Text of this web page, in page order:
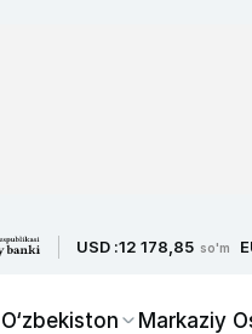
USD :12 178,85 so'm
O‘zbekiston Markaziy